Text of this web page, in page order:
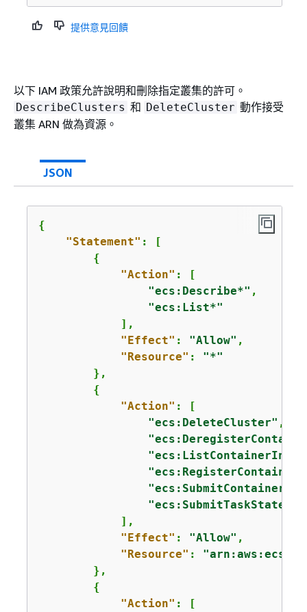
提供意見回饋
以下 IAM 政策允許說明和刪除指定叢集的許可。
DescribeClusters 和 DeleteCluster 動作接受
叢集 ARN 做為資源。
JSON
{
"Statement" : [
{
"Action" : [
"ecs:Describe*" ,
"ecs:List*"
            ],
"Effect" : "Allow" ,
"Resource" : "*"
        },
{
"Action" : [
"ecs:DeleteCluster" ,
            ],
"Effect" : "Allow" ,
"Resource" :
        },
{
"Action" : [